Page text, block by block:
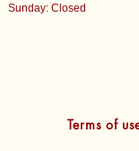
​Sunday: Closed
Terms of